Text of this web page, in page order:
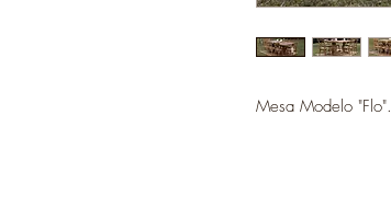
Mesa Modelo "Flo".